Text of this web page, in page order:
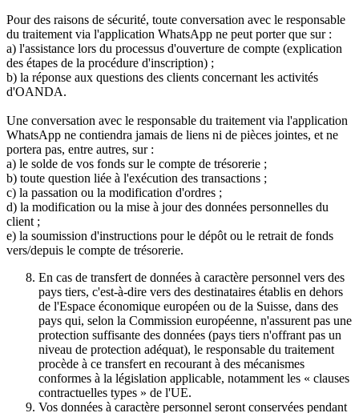
Pour des raisons de sécurité, toute conversation avec le responsable
du traitement via l'application WhatsApp ne peut porter que sur :
a) l'assistance lors du processus d'ouverture de compte (explication
des étapes de la procédure d'inscription) ;
b) la réponse aux questions des clients concernant les activités
d'OANDA.
Une conversation avec le responsable du traitement via l'application
WhatsApp ne contiendra jamais de liens ni de pièces jointes, et ne
portera pas, entre autres, sur :
a) le solde de vos fonds sur le compte de trésorerie ;
b) toute question liée à l'exécution des transactions ;
c) la passation ou la modification d'ordres ;
d) la modification ou la mise à jour des données personnelles du
client ;
e) la soumission d'instructions pour le dépôt ou le retrait de fonds
vers/depuis le compte de trésorerie.
En cas de transfert de données à caractère personnel vers des
pays tiers, c'est-à-dire vers des destinataires établis en dehors
de l'Espace économique européen ou de la Suisse, dans des
pays qui, selon la Commission européenne, n'assurent pas une
protection suffisante des données (pays tiers n'offrant pas un
niveau de protection adéquat), le responsable du traitement
procède à ce transfert en recourant à des mécanismes
conformes à la législation applicable, notamment les « clauses
contractuelles types » de l'UE.
Vos données à caractère personnel seront conservées pendant